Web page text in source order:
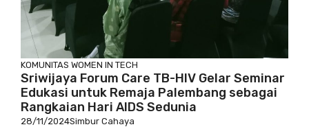
KOMUNITAS WOMEN IN TECH
Sriwijaya Forum Care TB-HIV Gelar Seminar
Edukasi untuk Remaja Palembang sebagai
Rangkaian Hari AIDS Sedunia
28/11/2024Simbur Cahaya